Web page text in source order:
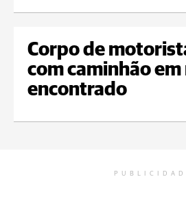
Corpo de
com caminhão em
encontrado